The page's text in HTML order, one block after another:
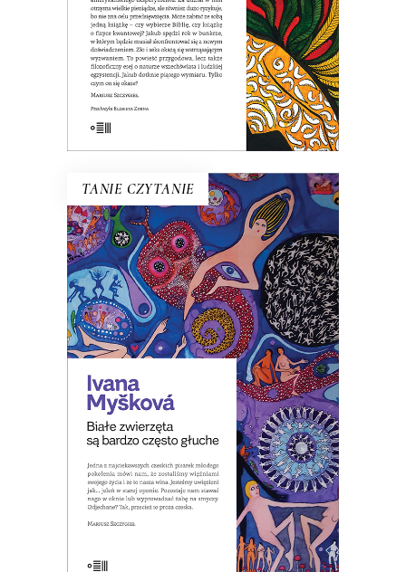
E-BOOK DO KOSZYKA
39.00zł 19.50zł
TANIE CZYTANIE
E-BOOK DO KOSZYKA
BIAŁE ZWIERZĘTA SĄ BARDZO
CZĘSTO GŁUCHE
W Czechach pisano, że to zbiór
opowiadań o ludziach czasów, w
których zwiększa się spożycie
antydepresantów.
39.00 8.00zł
KSIĄŻKA DO KOSZYKA